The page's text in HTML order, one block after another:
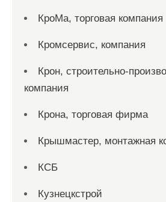
КроМа, торговая компания
Кромсервис, компания
Крон, строительно-
компания
Крона, торговая фирма
Крышмастер, монтажная
КСБ
Кузнецкстрой